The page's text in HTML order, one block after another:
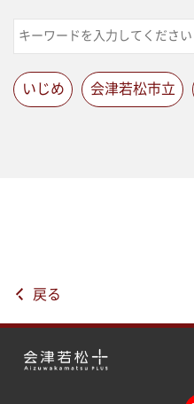
いじめ 会津若松市立
戻る